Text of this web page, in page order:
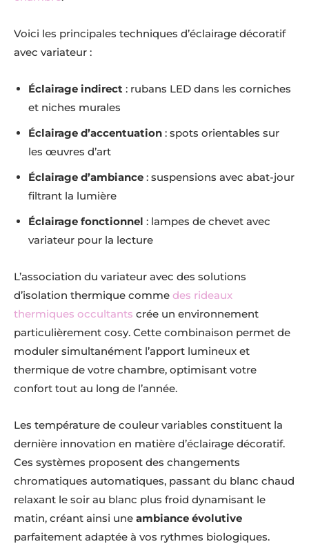
Voici les principales techniques d’éclairage décoratif
avec variateur :
Éclairage indirect : rubans LED dans les corniches
et niches murales
Éclairage d’accentuation : spots orientables sur
les œuvres d’art
Éclairage d’ambiance : suspensions avec abat-jour
filtrant la lumière
Éclairage fonctionnel : lampes de chevet avec
variateur pour la lecture
L’association du variateur avec des solutions
d’isolation thermique comme des rideaux
thermiques occultants crée un environnement
particulièrement cosy. Cette combinaison permet de
moduler simultanément l’apport lumineux et
thermique de votre chambre, optimisant votre
confort tout au long de l’année.
Les température de couleur variables constituent la
dernière innovation en matière d’éclairage décoratif.
Ces systèmes proposent des changements
chromatiques automatiques, passant du blanc chaud
relaxant le soir au blanc plus froid dynamisant le
matin, créant ainsi une ambiance évolutive
parfaitement adaptée à vos rythmes biologiques.